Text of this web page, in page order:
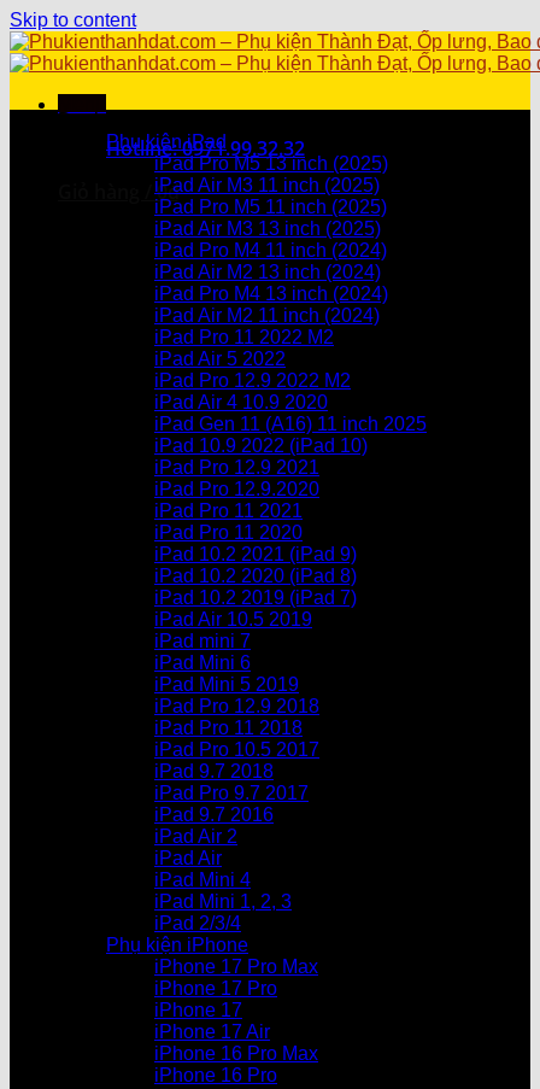
Skip to content
Hotline: 0971.99.32.32
Giỏ hàng /0₫
Chưa có sản phẩm trong giỏ hàng.
Chưa có sản phẩm trong giỏ hàng.
Danh mục sản phẩm
Phụ kiện iPad
iPad Pro M5 13 inch (2025)
iPad Air M3 11 inch (2025)
iPad Pro M5 11 inch (2025)
iPad Air M3 13 inch (2025)
iPad Pro M4 11 inch (2024)
iPad Air M2 13 inch (2024)
iPad Pro M4 13 inch (2024)
iPad Air M2 11 inch (2024)
iPad Pro 11 2022 M2
iPad Air 5 2022
iPad Pro 12.9 2022 M2
iPad Air 4 10.9 2020
iPad Gen 11 (A16) 11 inch 2025
iPad 10.9 2022 (iPad 10)
iPad Pro 12.9 2021
iPad Pro 12.9.2020
iPad Pro 11 2021
iPad Pro 11 2020
iPad 10.2 2021 (iPad 9)
iPad 10.2 2020 (iPad 8)
iPad 10.2 2019 (iPad 7)
iPad Air 10.5 2019
iPad mini 7
iPad Mini 6
iPad Mini 5 2019
iPad Pro 12.9 2018
iPad Pro 11 2018
iPad Pro 10.5 2017
iPad 9.7 2018
iPad Pro 9.7 2017
iPad 9.7 2016
iPad Air 2
iPad Air
iPad Mini 4
iPad Mini 1, 2, 3
iPad 2/3/4
Phụ kiện iPhone
iPhone 17 Pro Max
iPhone 17 Pro
iPhone 17
iPhone 17 Air
iPhone 16 Pro Max
iPhone 16 Pro